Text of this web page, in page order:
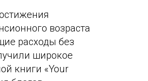
возраста
расходы без
широкое
книги «Your